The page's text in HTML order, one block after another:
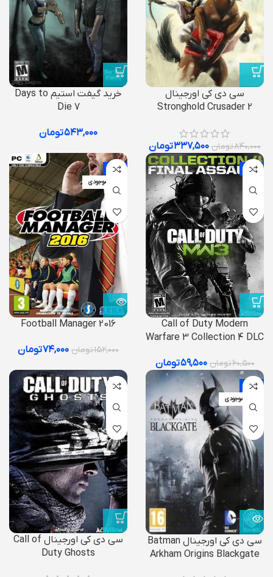
سی دی کی اورجینال
Stronghold Crusader 2
۸۴۰,۰۰۰تومان ۳۳۷,۵۰۰تومان
خرید گیفت استیم Days to
Die 7
۵۴۳,۰۰۰تومان
-2%
Call of Duty Modern
Warfare 3 Collection 4 DLC
۶۰,۵۰۰تومان ۵۹,۵۰۰تومان
-51%
اتمام موجودی
Football Manager 2016
۱۵۲,۰۰۰تومان ۷۴,۰۰۰تومان
-9%
اتمام موجودی
سی دی کی اورجینال Batman
Arkham Origins Blackgate
سی دی کی اورجینال Call of
Duty Ghosts